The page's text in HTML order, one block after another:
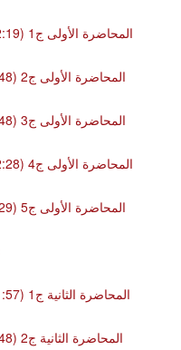
Management, L1, P1 المحاضرة الأولى ج1 (12:19)
Management, L1, P2 المحاضرة الأولى ج2 (7:48)
Management, L1, P3 المحاضرة الأولى ج3 (7:48)
Management, L1, P4 المحاضرة الأولى ج4 (12:28)
Management, L1, P5 المحاضرة الأولى ج5 (7:29)
Management, L2, P1 المحاضرة الثانية ج1 (11:57)
Management, L2, P2 المحاضرة الثانية ج2 (9:48)